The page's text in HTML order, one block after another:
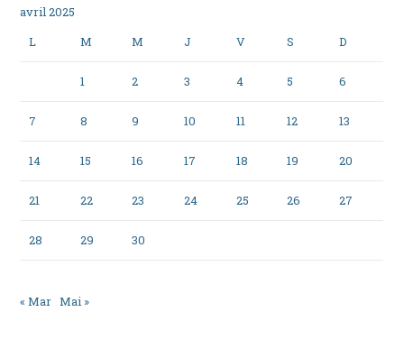
avril 2025
L
M M J V S D
1 2 3 4 5 6
7 8 9 10 11 12 13
14 15 16 17 18 19 20
21 22 23 24 25 26 27
28 29 30
« Mar Mai »